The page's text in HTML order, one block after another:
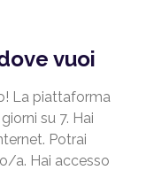
vuoi
La piattaforma
su 7. Hai
Potrai
a. Hai accesso